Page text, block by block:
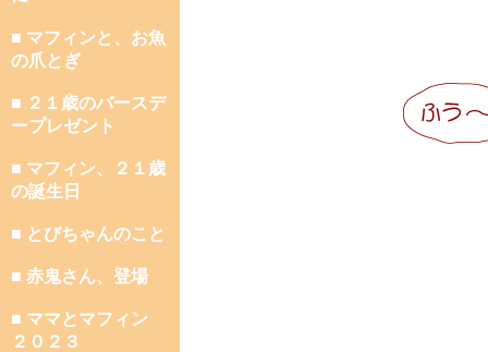
■ マフィンと、お魚
の爪とぎ
■ ２１歳のバースデ
ープレゼント
■ マフィン、２１歳
の誕生日
■ とびちゃんのこと
■ 赤鬼さん、登場
■ ママとマフィン
２０２３